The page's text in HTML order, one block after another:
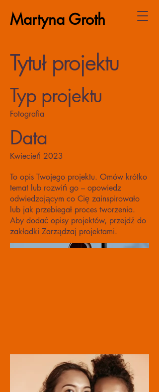
Martyna Groth
Tytuł projektu
Typ projektu
Fotografia
Data
Kwiecień 2023
To opis Twojego projektu. Omów krótko
temat lub rozwiń go – opowiedz
odwiedzającym co Cię zainspirowało
lub jak przebiegał proces tworzenia.
Aby dodać opisy projektów, przejdź do
zakładki Zarządzaj projektami.